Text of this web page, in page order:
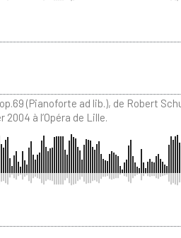
op.69 (Pianoforte ad lib.), de Robert
à l’Opéra de Lille.